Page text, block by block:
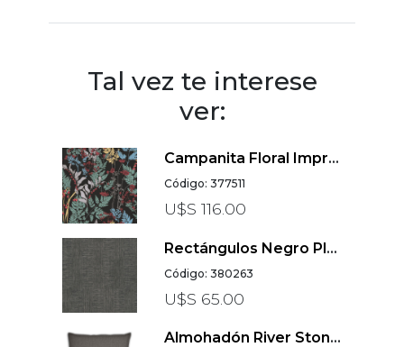
Tal vez te interese
ver:
Campanita Floral Impressions Negro
Código: 377511
U$S 116.00
Rectángulos Negro Plata Cuba
Código: 380263
U$S 65.00
Almohadón River Stone L